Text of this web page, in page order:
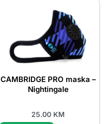
CAMBRIDGE PRO maska –
Nightingale
25.00 KM